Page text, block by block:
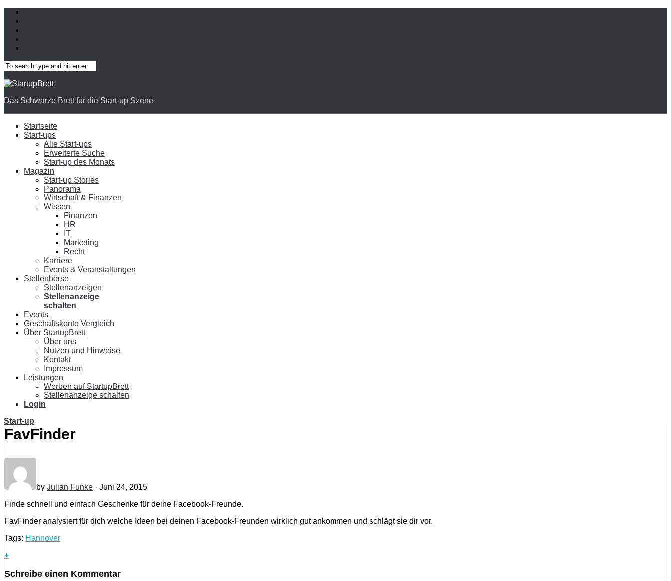
Das Schwarze Brett für die Start-up Szene
Startseite
Start-ups
Alle Start-ups
Erweiterte Suche
Start-up des Monats
Magazin
Start-up Stories
Panorama
Wirtschaft & Finanzen
Wissen
Finanzen
HR
IT
Marketing
Recht
Karriere
Events & Veranstaltungen
Stellenbörse
Stellenanzeigen
Stellenanzeige
schalten
Events
Geschäftskonto Vergleich
Über StartupBrett
Über uns
Nutzen und Hinweise
Kontakt
Impressum
Leistungen
Werben auf StartupBrett
Stellenanzeige schalten
Login
Start-up
FavFinder
by Julian Funke · Juni 24, 2015
Finde schnell und einfach Geschenke für deine Facebook-Freunde.
FavFinder analysiert für dich welche Ideen bei deinen Facebook-Freunden wirklich gut ankommen und schlägt sie dir vor.
Tags: Hannover
+
Schreibe einen Kommentar